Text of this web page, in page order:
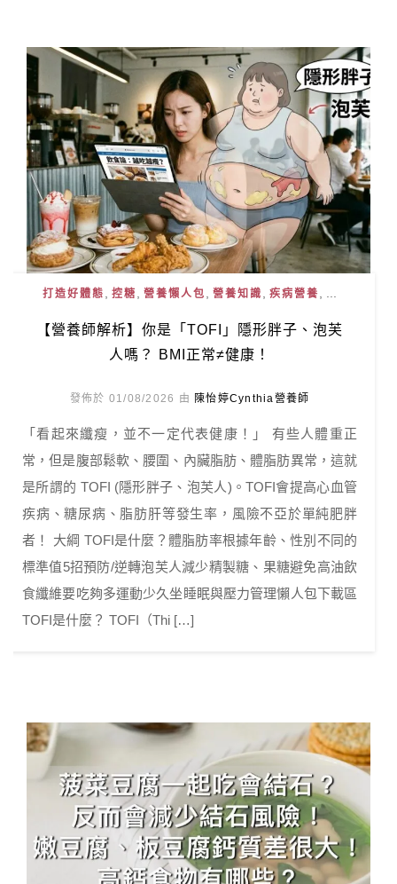
打造好體態 控糖 營養懶人包 營養知識 疾病營養
【營養師解析】你是「TOFI」隱形胖子、泡芙
人嗎？ BMI正常≠健康！
發佈於 01/08/2026 由 陳怡婷Cynthia營養師
「看起來纖瘦，並不一定代表健康！」 有些人體重正
常，但是腹部鬆軟、腰圍、內臟脂肪、體脂肪異常，這就
是所謂的 TOFI (隱形胖子、泡芙人)。TOFI會提高心血管
疾病、糖尿病、脂肪肝等發生率，風險不亞於單純肥胖
者！ 大綱 TOFI是什麼？體脂肪率根據年齡、性別不同的
標準值5招預防/逆轉泡芙人減少精製糖、果糖避免高油飲
食纖維要吃夠多運動少久坐睡眠與壓力管理懶人包下載區
TOFI是什麼？ TOFI（Thi […]